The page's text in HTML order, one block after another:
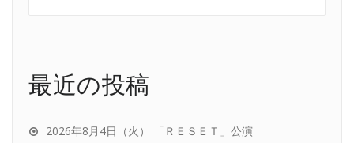
最近の投稿
2026年8月4日（火） 「ＲＥＳＥＴ」公演